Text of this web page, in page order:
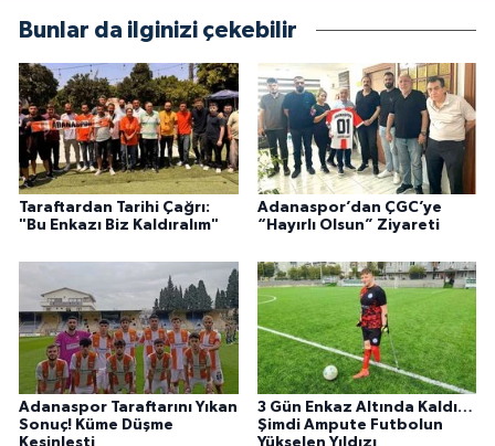
Bunlar da ilginizi çekebilir
Taraftardan Tarihi Çağrı:
"Bu Enkazı Biz Kaldıralım"
Adanaspor’dan ÇGC’ye
“Hayırlı Olsun” Ziyareti
Adanaspor Taraftarını Yıkan
Sonuç! Küme Düşme
Kesinleşti
3 Gün Enkaz Altında Kaldı…
Şimdi Ampute Futbolun
Yükselen Yıldızı